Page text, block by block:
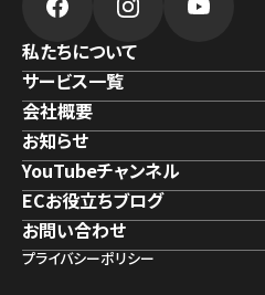
私たちについて
サービス一覧
会社概要
お知らせ
YouTubeチャンネル
ECお役立ちブログ
お問い合わせ
プライバシーポリシー